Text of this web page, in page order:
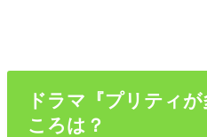
ドラマ『プリティ
ころは？